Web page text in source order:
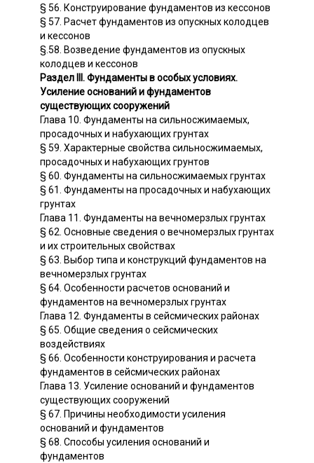
§ 56. Конструирование фундаментов из кессонов
§ 57. Расчет фундаментов из опускных колодцев
и кессонов
§.58. Возведение фундаментов из опускных
колодцев и кессонов
Раздел III. Фундаменты в особых условиях.
Усиление оснований и фундаментов
существующих сооружений
Глава 10. Фундаменты на сильносжимаемых,
просадочных и набухающих грунтах
§ 59. Характерные свойства сильносжимаемых,
просадочных и набухающих грунтов
§ 60. Фундаменты на сильносжимаемых грунтах
§ 61. Фундаменты на просадочных и набухающих
грунтах
Глава 11. Фундаменты на вечномерзлых грунтах
§ 62. Основные сведения о вечномерзлых грунтах
и их строительных свойствах
§ 63. Выбор типа и конструкций фундаментов на
вечномерзлых грунтах
§ 64. Особенности расчетов оснований и
фундаментов на вечномерзлых грунтах
Глава 12. Фундаменты в сейсмических районах
§ 65. Общие сведения о сейсмических
воздействиях
§ 66. Особенности конструирования и расчета
фундаментов в сейсмических районах
Глава 13. Усиление оснований и фундаментов
существующих сооружений
§ 67. Причины необходимости усиления
оснований и фундаментов
§ 68. Способы усиления оснований и
фундаментов